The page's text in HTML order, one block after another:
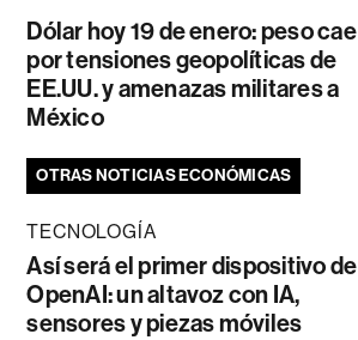
Dólar hoy 19 de enero: peso cae
por tensiones geopolíticas de
EE.UU. y amenazas militares a
México
OTRAS NOTICIAS ECONÓMICAS
TECNOLOGÍA
Así será el primer dispositivo de
OpenAI: un altavoz con IA,
sensores y piezas móviles